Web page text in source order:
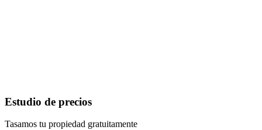
Estudio de precios
Tasamos tu propiedad gratuitamente